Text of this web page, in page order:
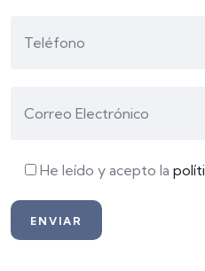
He leído y acepto la